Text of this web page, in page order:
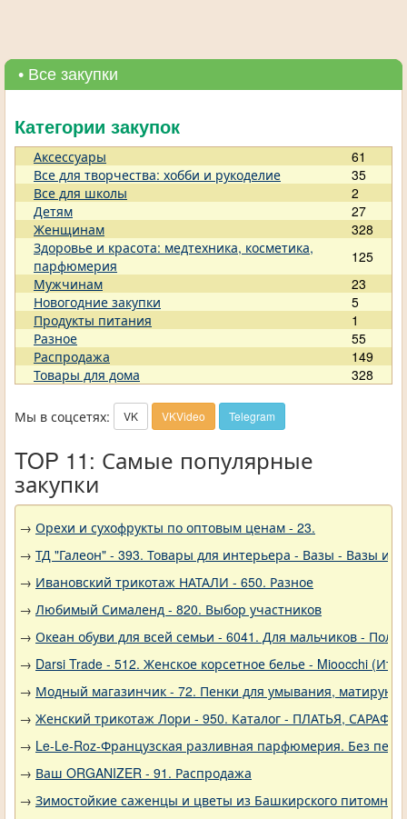
• Все закупки
Категории закупок
Аксессуары
61
Все для творчества: хобби и рукоделие
35
Все для школы
2
Детям
27
Женщинам
328
Здоровье и красота: медтехника, косметика,
парфюмерия
125
Мужчинам
23
Новогодние закупки
5
Продукты питания
1
Разное
55
Распродажа
149
Товары для дома
328
Мы в соцсетях: VK VKVideo Telegram
TOP 11: Самые популярные
закупки
→ Орехи и сухофрукты по оптовым ценам - 23.
→ ТД "Галеон" - 393. Товары для интерьера - Вазы - Вазы из
→ Ивановский трикотаж НАТАЛИ - 650. Разное
→ Любимый Сималенд - 820. Выбор участников
→ Океан обуви для всей семьи - 6041. Для мальчиков -
→ Darsi Trade - 512. Женское корсетное белье - Mioocchi
→ Модный магазинчик - 72. Пенки для умывания,
→ Женский трикотаж Лори - 950. Каталог - ПЛАТЬЯ,
→ Le-Le-Roz-Французская разливная парфюмерия. Без
→ Ваш ORGANIZER - 91. Распродажа
→ Зимостойкие саженцы и цветы из Башкирского